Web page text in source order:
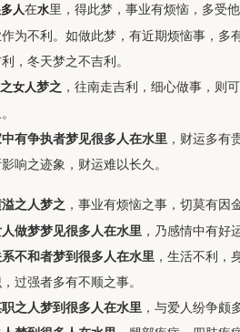
人在水里，得此梦，事业有烦恼，多受
为不利。如做此梦，有近期烦恼事，多
，冬天梦之不吉利。
之女人梦之 ，往南走吉利，细心做事，则
有争执者梦见很多人在水里 ，财运多有
响之迹象，财运难以长久。
之人梦之 ，事业有烦恼之事，切莫有因
做梦梦见很多人在水里 ，乃感情中有好
不和者梦到很多人在水里 ，生活不利，
过强者多有不顺之事。
之人梦到很多人在水里 ，与爱人纷争颇